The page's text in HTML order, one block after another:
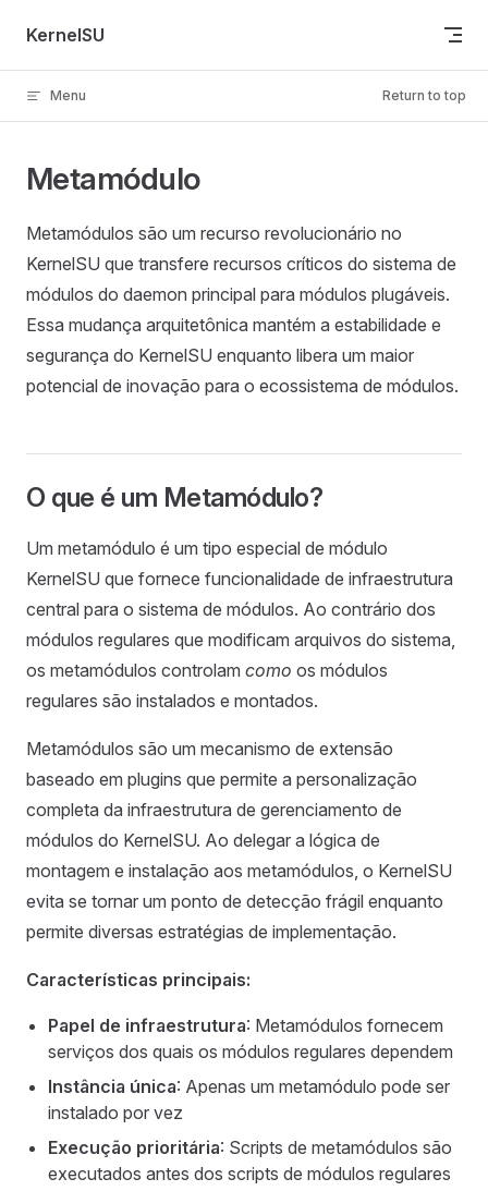
Skip to content
KernelSU
Menu Return to top
Metamódulo
Metamódulos são um recurso revolucionário no
KernelSU que transfere recursos críticos do sistema de
módulos do daemon principal para módulos plugáveis.
Essa mudança arquitetônica mantém a estabilidade e
segurança do KernelSU enquanto libera um maior
potencial de inovação para o ecossistema de módulos.
O que é um Metamódulo?
Um metamódulo é um tipo especial de módulo
KernelSU que fornece funcionalidade de infraestrutura
central para o sistema de módulos. Ao contrário dos
módulos regulares que modificam arquivos do sistema,
os metamódulos controlam como os módulos
regulares são instalados e montados.
Metamódulos são um mecanismo de extensão
baseado em plugins que permite a personalização
completa da infraestrutura de gerenciamento de
módulos do KernelSU. Ao delegar a lógica de
montagem e instalação aos metamódulos, o KernelSU
evita se tornar um ponto de detecção frágil enquanto
permite diversas estratégias de implementação.
Características principais:
Papel de infraestrutura: Metamódulos fornecem
serviços dos quais os módulos regulares dependem
Instância única: Apenas um metamódulo pode ser
instalado por vez
Execução prioritária: Scripts de metamódulos são
executados antes dos scripts de módulos regulares